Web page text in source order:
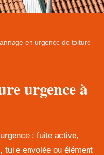
en urgence de toiture
urgence à
: fuite active,
tuile envolée ou élément